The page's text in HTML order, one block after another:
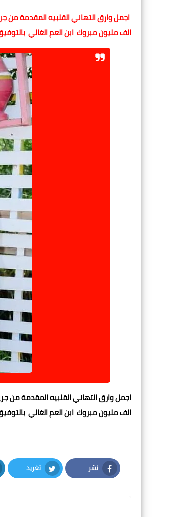
اجمل وارق التهاني القلبيه المقدمة من
الف مليون مبروك ابن العم الغالي بالتوفيق
اجمل وارق التهاني القلبيه المقدمة من
الف مليون مبروك ابن العم الغالي بالتوفيق
نشر
Facebook
تغريد
Twitter